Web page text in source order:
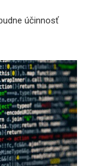
účinnosť